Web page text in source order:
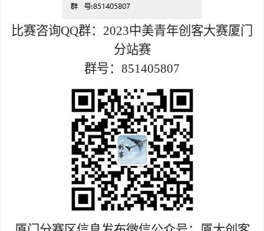
比赛咨询QQ群： 2023中美青年创客大赛厦门
分站赛
群号： 851405807